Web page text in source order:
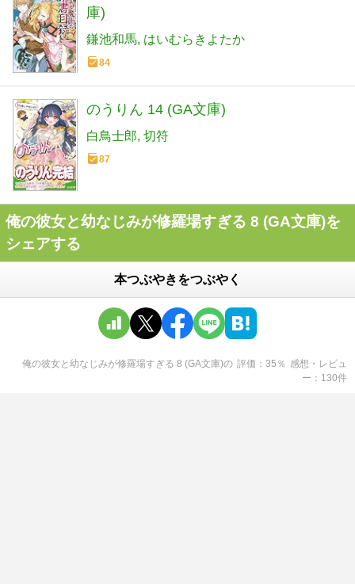
庫)
鎌池和馬 はいむらきよたか
84
のうりん 14 (GA文庫)
白鳥士郎 切符
87
俺の彼女と幼なじみが修羅場すぎる 8 (GA文庫)を
シェアする
本つぶやきをつぶやく
俺の彼女と幼なじみが修羅場すぎる 8 (GA文庫)の 評価 35 ％ 感想・レビュ
ー
130件